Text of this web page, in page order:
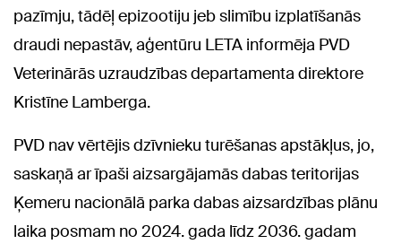
pazīmju, tādēļ epizootiju jeb slimību izplatīšanās
draudi nepastāv, aģentūru LETA informēja PVD
Veterinārās uzraudzības departamenta direktore
Kristīne Lamberga.
PVD nav vērtējis dzīvnieku turēšanas apstākļus, jo,
saskaņā ar īpaši aizsargājamās dabas teritorijas
Ķemeru nacionālā parka dabas aizsardzības plānu
laika posmam no 2024. gada līdz 2036. gadam